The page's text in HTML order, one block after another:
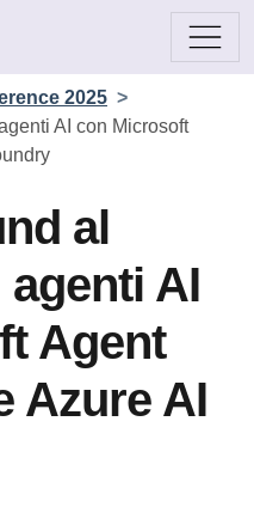
2025 >
AI con Microsoft
al
AI
Agent
Azure AI